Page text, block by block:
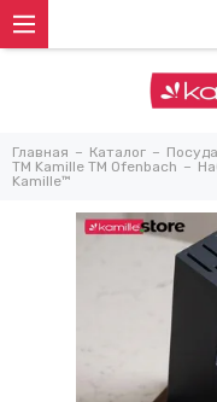
Главная Каталог
TM Kamille TM Ofenbach
Kamille™